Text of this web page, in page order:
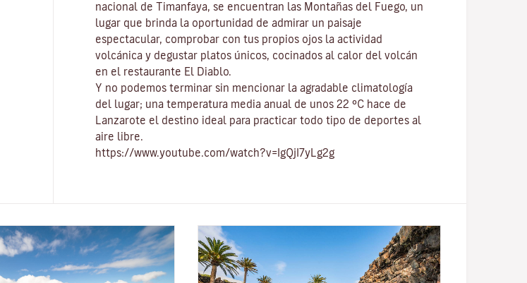
nacional de Timanfaya , se encuentran las Montañas del Fuego , un
lugar que brinda la oportunidad de admirar un paisaje
espectacular, comprobar con tus propios ojos la actividad
volcánica y degustar platos únicos, cocinados al calor del volcán
en el restaurante El Diablo.
Y no podemos terminar sin mencionar la agradable climatología
del lugar; una temperatura media anual de unos 22 ºC hace de
Lanzarote el destino ideal para practicar todo tipo de deportes al
aire libre
https://www.youtube.com/watch?v=IgQjI7yLg2g